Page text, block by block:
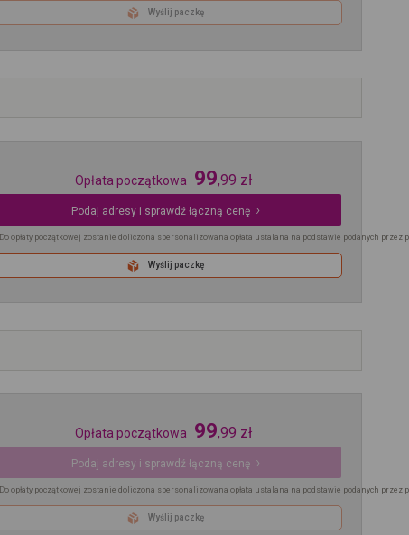
Wyślij paczkę
Opłata początkowa 99,99 zł
Podaj adresy i sprawdź łączną cenę
Do opłaty początkowej zostanie doliczona spersonalizowana opłata ustalana na podstawie podanych przez
Wyślij paczkę
Opłata początkowa 99,99 zł
Podaj adresy i sprawdź łączną cenę
Do opłaty początkowej zostanie doliczona spersonalizowana opłata ustalana na podstawie podanych przez
Wyślij paczkę